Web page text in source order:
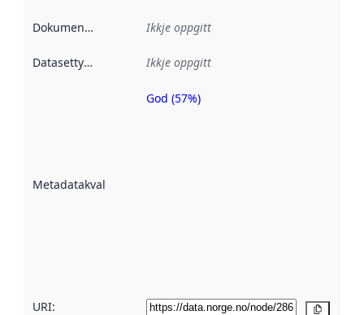
Dokumentasjon Ikkje oppgitt
Datasettype Ikkje oppgitt
Metadatakvalitet
Metadatakvalitet
God (57%)
URI: